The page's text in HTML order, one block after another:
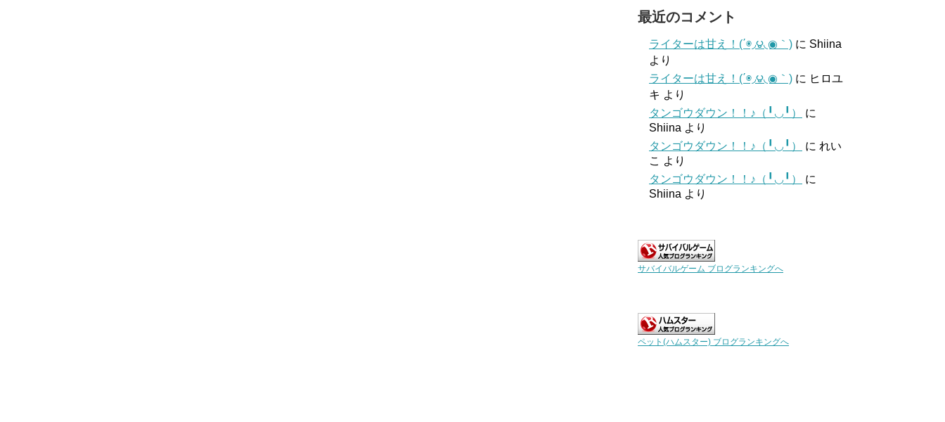
最近のコメント
ライターは甘え！(΄◉◞౪◟◉｀) に Shiina
より
ライターは甘え！(΄◉◞౪◟◉｀) に ヒロユ
キ より
タンゴウダウン！！♪（╹◡╹）
に
Shiina より
タンゴウダウン！！♪（╹◡╹）
に れい
こ より
タンゴウダウン！！♪（╹◡╹）
に
Shiina より
サバイバルゲーム ブログランキングへ
ペット(ハムスター) ブログランキングへ